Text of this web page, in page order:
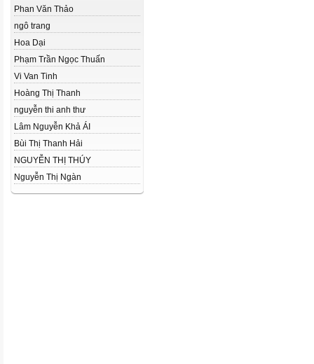
Phan Văn Thảo
ngô trang
Hoa Dại
Phạm Trần Ngọc Thuấn
Vi Van Tinh
Hoàng Thị Thanh
nguyễn thi anh thư
Lâm Nguyễn Khả ÁI
Bùi Thị Thanh Hải
NGUYỄN THỊ THÚY
Nguyễn Thị Ngàn